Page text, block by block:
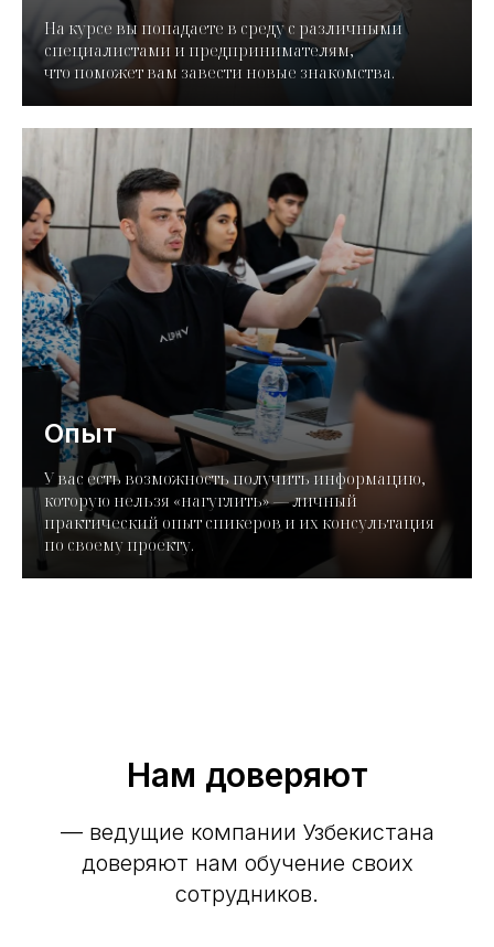
На курсе вы попадаете в среду с различными
специалистами и предпринимателям,
что поможет вам завести новые знакомства.
Опыт
У вас есть возможность получить информацию,
которую нельзя «нагуглить» — личный
практический опыт спикеров и их консультация
по своему проекту.
Нам доверяют
— ведущие компании Узбекистана
доверяют нам обучение своих
сотрудников.